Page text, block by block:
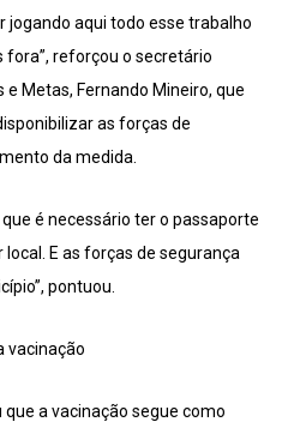
jogando aqui todo esse trabalho
reforçou o secretário
Metas, Fernando Mineiro, que
as forças de
da medida.
é necessário ter o passaporte
E as forças de segurança
pontuou.
vacinação
a vacinação segue como